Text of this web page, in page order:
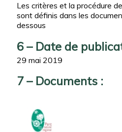
Les critères et la procédure
sont définis dans les
dessous
6 – Date de
29 mai 2019
7 – Documents :